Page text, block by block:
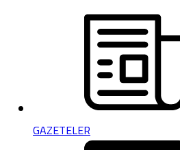
GAZETELER